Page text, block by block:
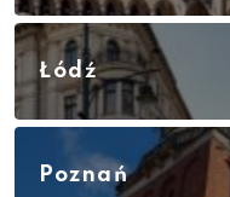
Łódź
Poznań